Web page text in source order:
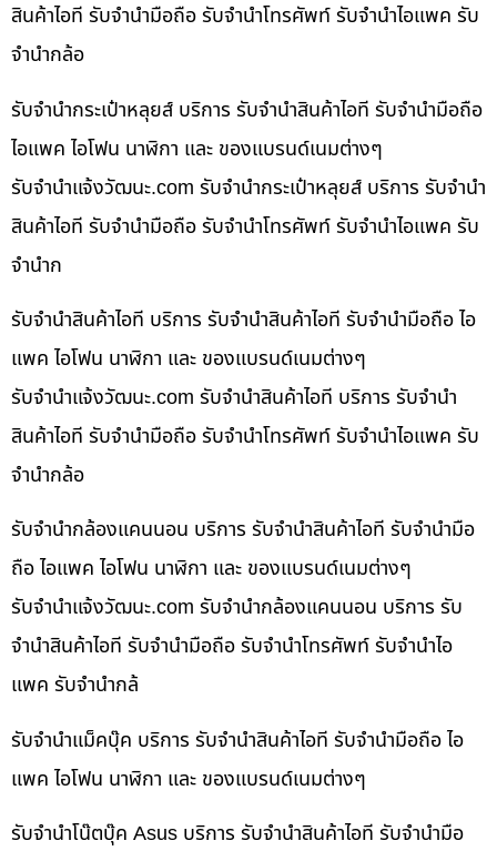
สินค้าไอที รับจำนำมือถือ รับจำนำโทรศัพท์ รับจำนำไอแพค รับ
จำนำกล้อ
รับจำนำกระเป๋าหลุยส์ บริการ รับจำนำสินค้าไอที รับจำนำมือถือ
ไอแพค ไอโฟน นาฬิกา และ ของแบรนด์เนมต่างๆ
รับจํานําแจ้งวัฒนะ.com รับจำนำกระเป๋าหลุยส์ บริการ รับจำนำ
สินค้าไอที รับจำนำมือถือ รับจำนำโทรศัพท์ รับจำนำไอแพค รับ
จำนำก
รับจำนำสินค้าไอที บริการ รับจำนำสินค้าไอที รับจำนำมือถือ ไอ
แพค ไอโฟน นาฬิกา และ ของแบรนด์เนมต่างๆ
รับจํานําแจ้งวัฒนะ.com รับจำนำสินค้าไอที บริการ รับจำนำ
สินค้าไอที รับจำนำมือถือ รับจำนำโทรศัพท์ รับจำนำไอแพค รับ
จำนำกล้อ
รับจำนำกล้องแคนนอน บริการ รับจำนำสินค้าไอที รับจำนำมือ
ถือ ไอแพค ไอโฟน นาฬิกา และ ของแบรนด์เนมต่างๆ
รับจํานําแจ้งวัฒนะ.com รับจำนำกล้องแคนนอน บริการ รับ
จำนำสินค้าไอที รับจำนำมือถือ รับจำนำโทรศัพท์ รับจำนำไอ
แพค รับจำนำกล้
รับจำนำแม็คบุ๊ค บริการ รับจำนำสินค้าไอที รับจำนำมือถือ ไอ
แพค ไอโฟน นาฬิกา และ ของแบรนด์เนมต่างๆ
รับจำนำโน๊ตบุ๊ค Asus บริการ รับจำนำสินค้าไอที รับจำนำมือ